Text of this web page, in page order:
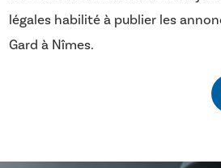
légales habilité à publier les
Gard à Nîmes.